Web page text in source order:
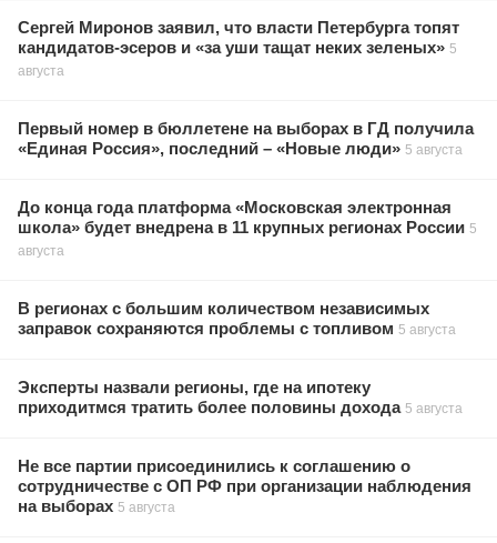
Сергей Миронов заявил, что власти Петербурга топят
кандидатов-эсеров и «за уши тащат неких зеленых» 5
августа
Первый номер в бюллетене на выборах в ГД получила
«Единая Россия», последний – «Новые люди» 5 августа
До конца года платформа «Московская электронная
школа» будет внедрена в 11 крупных регионах России 5
августа
В регионах с большим количеством независимых
заправок сохраняются проблемы с топливом 5 августа
Эксперты назвали регионы, где на ипотеку
приходитмся тратить более половины дохода 5 августа
Не все партии присоединились к соглашению о
сотрудничестве с ОП РФ при организации наблюдения
на выборах 5 августа